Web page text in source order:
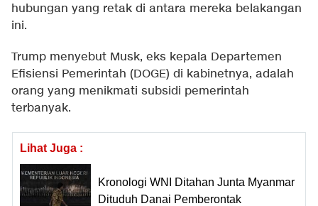
hubungan yang retak di antara mereka belakangan
ini.
Trump menyebut Musk, eks kepala Departemen
Efisiensi Pemerintah (DOGE) di kabinetnya, adalah
orang yang menikmati subsidi pemerintah
terbanyak.
Lihat Juga :
Kronologi WNI Ditahan Junta Myanmar
Dituduh Danai Pemberontak